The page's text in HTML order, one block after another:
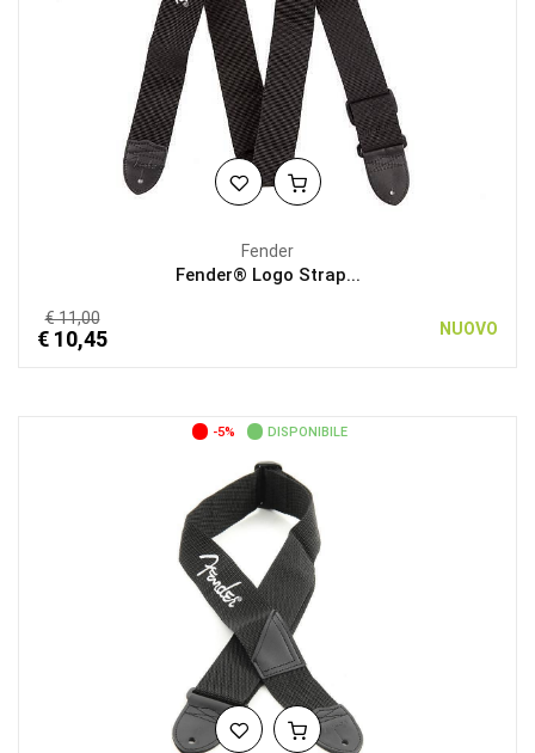
Fender
Fender® Logo Strap...
€ 11,00
€ 10,45 NUOVO
-5% DISPONIBILE